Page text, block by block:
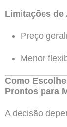
Limitações de
Preço
Menor
Como
Prontos para
A decisão